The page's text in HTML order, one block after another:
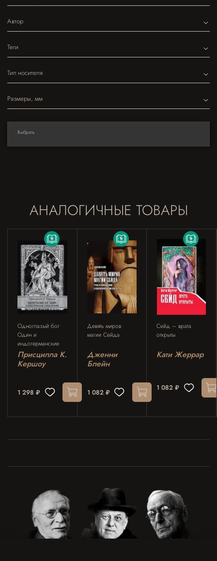
Автор
Теги
Тип носителя
Размеры, мм
Выбрать
АНАЛОГИЧНЫЕ ТОВАРЫ
Одноглазый бог
Один и
индогерманские
союзы мужчин
Присцилла К.
Кершоу
1 298 ₽
Девять миров
магии Сейда
Дженни
Блейн
1 082 ₽
Сейд – врата
открыты
Кати Жеррар
1 082 ₽